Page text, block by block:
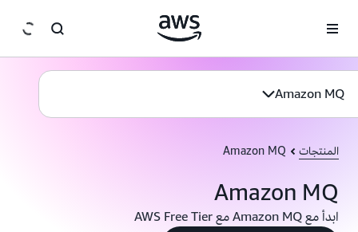
Amazon MQ
المنتجات Amazon MQ
Amazon MQ
ابدأ مع Amazon MQ مع AWS Free Tier